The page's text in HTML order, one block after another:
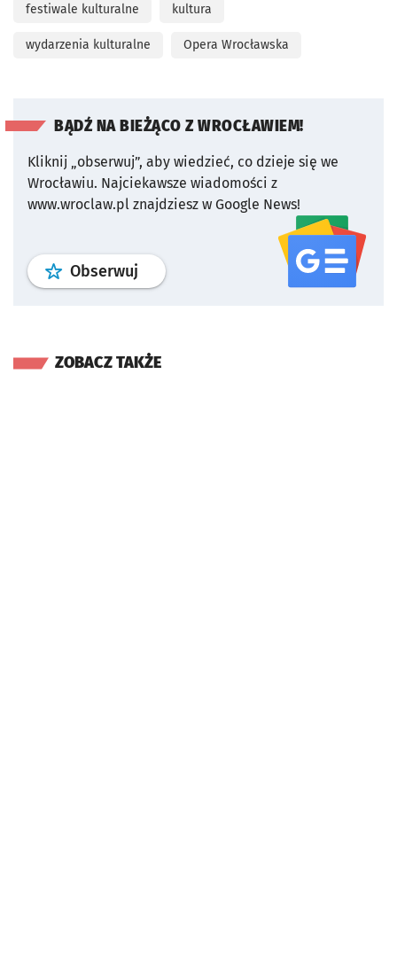
festiwale kulturalne kultura
wydarzenia kulturalne Opera Wrocławska
BĄDŹ NA BIEŻĄCO Z WROCŁAWIEM!
Kliknij „obserwuj”, aby wiedzieć, co dzieje się we
Wrocławiu. Najciekawsze wiadomości z
www.wroclaw.pl znajdziesz w Google News!
Obserwuj profil serwisu
ZOBACZ TAKŻE